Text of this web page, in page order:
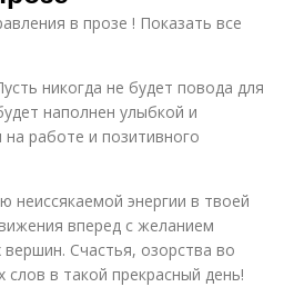
в прозе ! Показать все
никогда не будет повода для
наполнен улыбкой и
работе и позитивного
неиссякаемой энергии в твоей
вперед с желанием
Счастья, озорства во
слов в такой прекрасный день!